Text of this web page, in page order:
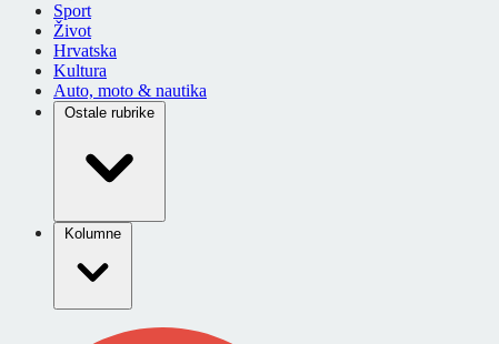
Sport
Život
Hrvatska
Kultura
Auto, moto & nautika
Ostale rubrike
Kolumne